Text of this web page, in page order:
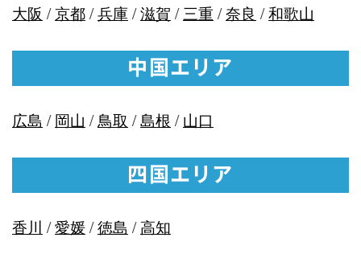
大阪 /京都/兵庫/滋賀 /三重 /奈良 /和歌山
中国エリア
広島 /岡山 /鳥取 /島根 /山口
四国エリア
香川 /愛媛/徳島 /高知